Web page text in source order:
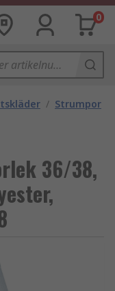
0
/ Strumpor
36/38,